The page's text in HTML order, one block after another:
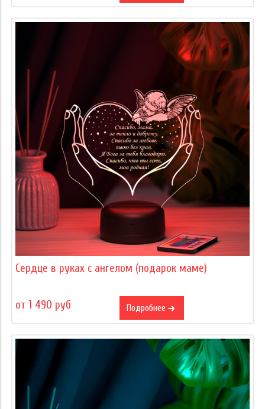
Сердце в руках с ангелом (подарок маме)
от 1 490 руб Подробнее